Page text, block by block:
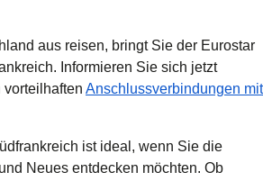
aus reisen, bringt Sie der Eurostar
. Informieren Sie sich jetzt
vorteilhaften Anschlussverbindungen mit
ist ideal, wenn Sie die
Neues entdecken möchten. Ob